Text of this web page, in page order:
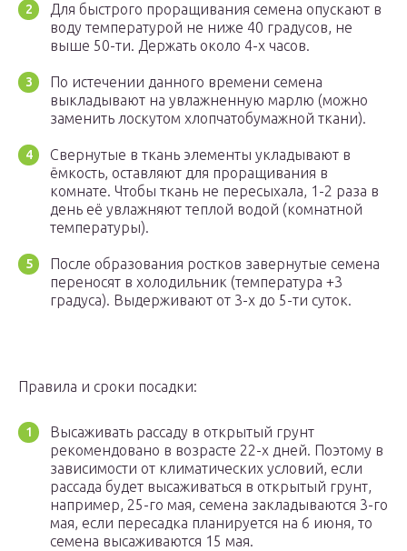
Для быстрого проращивания семена опускают в
воду температурой не ниже 40 градусов, не
выше 50-ти. Держать около 4-х часов.
По истечении данного времени семена
выкладывают на увлажненную марлю (можно
заменить лоскутом хлопчатобумажной ткани).
Свернутые в ткань элементы укладывают в
ёмкость, оставляют для проращивания в
комнате. Чтобы ткань не пересыхала, 1-2 раза в
день её увлажняют теплой водой (комнатной
температуры).
После образования ростков завернутые семена
переносят в холодильник (температура +3
градуса). Выдерживают от 3-х до 5-ти суток.
Правила и сроки посадки:
Высаживать рассаду в открытый грунт
рекомендовано в возрасте 22-х дней. Поэтому в
зависимости от климатических условий, если
рассада будет высаживаться в открытый грунт,
например, 25-го мая, семена закладываются 3-го
мая, если пересадка планируется на 6 июня, то
семена высаживаются 15 мая.